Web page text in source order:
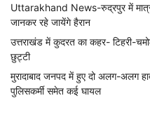
Uttarakhand News-रुद्रपुर में
जानकर रहे जायेंगे हैरान
उत्तराखंड में कुदरत का कहर- टिहरी-
छुट्टी
मुरादाबाद जनपद में हुए दो अलग-अलग
पुलिसकर्मी समेत कई घायल